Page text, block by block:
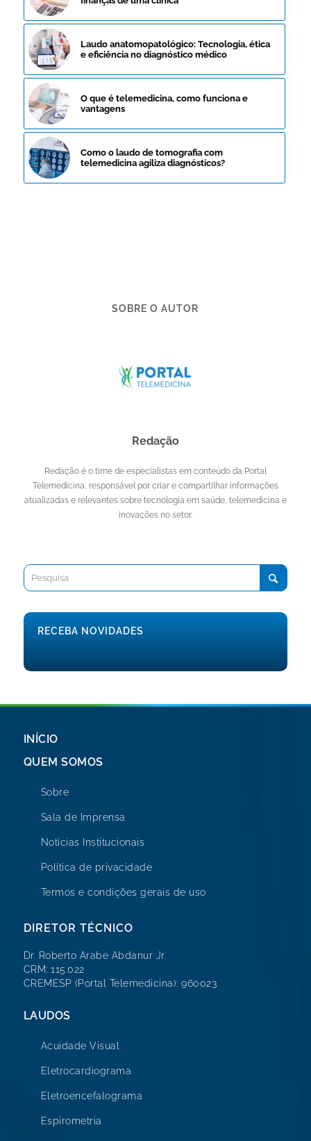
Laudo anatomopatológico: Tecnologia, ética
e eficiência no diagnóstico médico
O que é telemedicina, como funciona e
vantagens
Como o laudo de tomografia com
telemedicina agiliza diagnósticos?
SOBRE O AUTOR
Redação
Redação é o time de especialistas em conteúdo da Portal
Telemedicina, responsável por criar e compartilhar informações
atualizadas e relevantes sobre tecnologia em saúde, telemedicina e
inovações no setor.
RECEBA NOVIDADES
INÍCIO
QUEM SOMOS
Sobre
Sala de Imprensa
Notícias Institucionais
Política de privacidade
Termos e condições gerais de uso
DIRETOR TÉCNICO
Dr. Roberto Arabe Abdanur Jr.
CRM: 115.022
CREMESP (Portal Telemedicina): 960023
LAUDOS
Acuidade Visual
Eletrocardiograma
Eletroencefalograma
Espirometria